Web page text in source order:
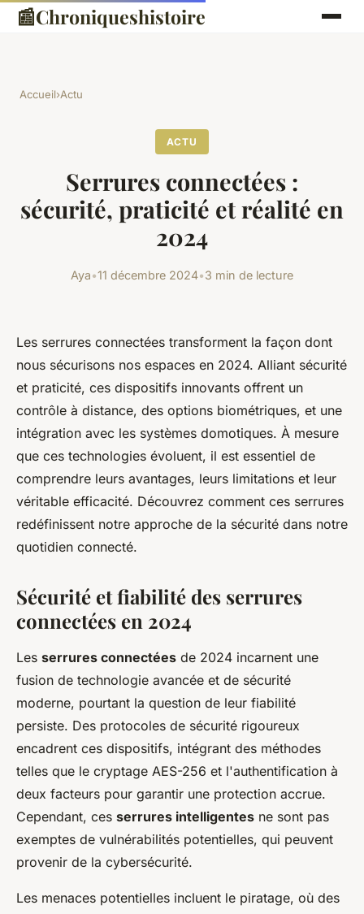
📰Chroniqueshistoire
Accueil›Actu
ACTU
Serrures connectées :
sécurité, praticité et réalité en
2024
Aya•11 décembre 2024•3 min de lecture
Les serrures connectées transforment la façon dont
nous sécurisons nos espaces en 2024. Alliant sécurité
et praticité, ces dispositifs innovants offrent un
contrôle à distance, des options biométriques, et une
intégration avec les systèmes domotiques. À mesure
que ces technologies évoluent, il est essentiel de
comprendre leurs avantages, leurs limitations et leur
véritable efficacité. Découvrez comment ces serrures
redéfinissent notre approche de la sécurité dans notre
quotidien connecté.
Sécurité et fiabilité des serrures
connectées en 2024
Les serrures connectées de 2024 incarnent une
fusion de technologie avancée et de sécurité
moderne, pourtant la question de leur fiabilité
persiste. Des protocoles de sécurité rigoureux
encadrent ces dispositifs, intégrant des méthodes
telles que le cryptage AES-256 et l'authentification à
deux facteurs pour garantir une protection accrue.
Cependant, ces serrures intelligentes ne sont pas
exemptes de vulnérabilités potentielles, qui peuvent
provenir de la cybersécurité.
Les menaces potentielles incluent le piratage, où des